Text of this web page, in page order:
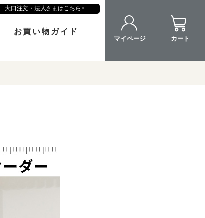
お買い物ガイド
大口注文・法人さまはこちら
マイページ カート